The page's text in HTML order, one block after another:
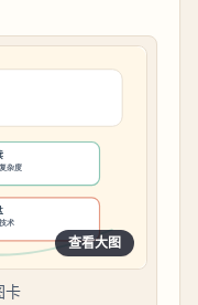
查看大图
卡